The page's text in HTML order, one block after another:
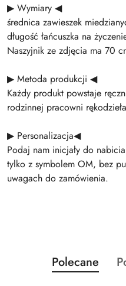
▶ Wymiary ◀
średnica zawieszek
długość łańcuszka na
Naszyjnik ze zdjęcia ma 70
▶ Metoda produkcji ◀
Każdy produkt powstaje
rodzinnej pracowni
▶ Personalizacja◀
Podaj nam inicjały do
tylko z symbolem OM, bez
uwagach do zamówienia.
Pomiń karuzelę
Produkty
o
Polecane